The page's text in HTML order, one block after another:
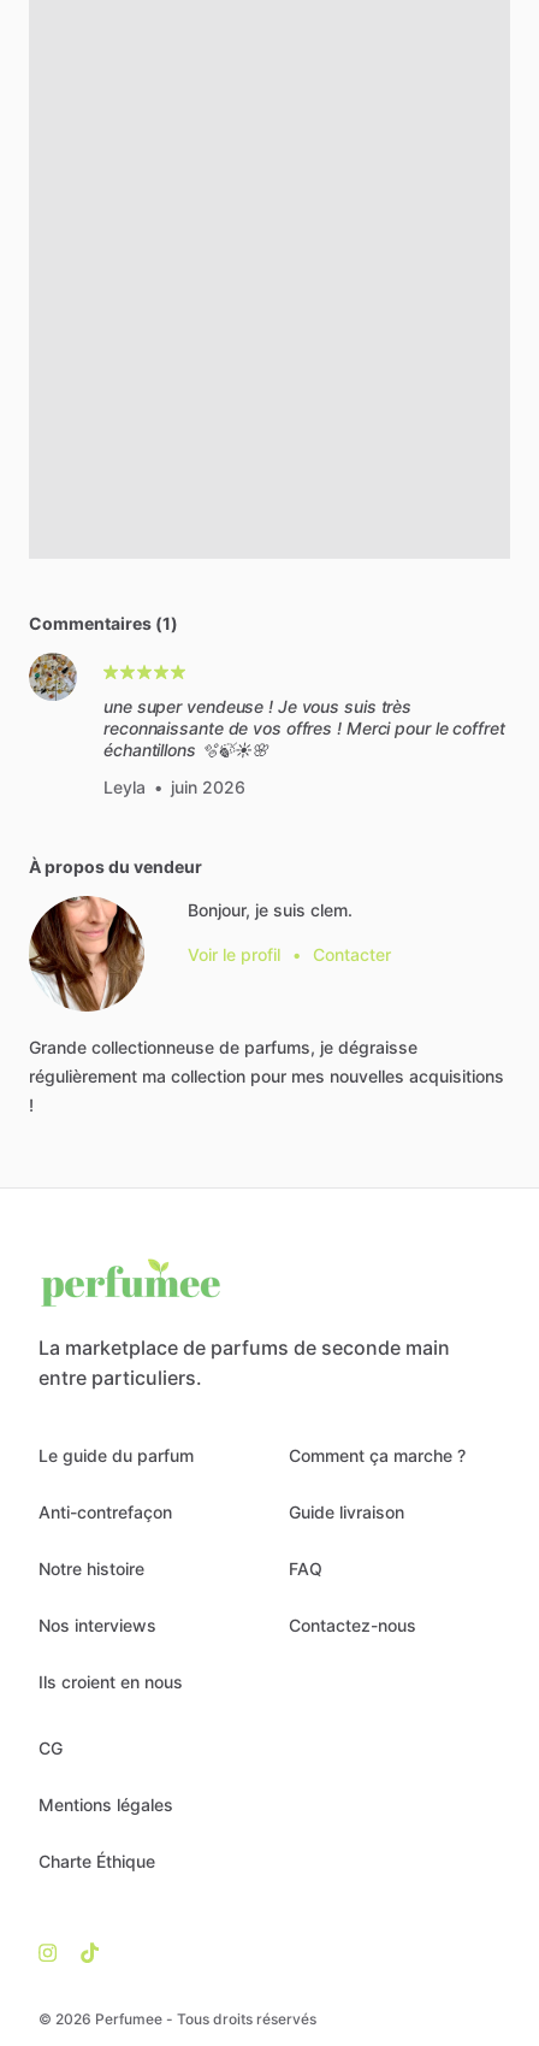
Commentaires (1)
une super vendeuse ! Je vous suis très
reconnaissante de vos offres ! Merci pour le coffret
échantillons 🫧🍃☀️🌸
Leyla • juin 2026
À propos du vendeur
Bonjour, je suis clem.
Voir le profil • Contacter
Grande collectionneuse de parfums, je dégraisse
régulièrement ma collection pour mes nouvelles acquisitions
!
La marketplace de parfums de seconde main
entre particuliers.
© 2026 Perfumee - Tous droits réservés
Le guide du parfum
Anti-contrefaçon
Notre histoire
Nos interviews
Ils croient en nous
Comment ça marche ?
Guide livraison
FAQ
Contactez-nous
CG
Mentions légales
Charte Éthique